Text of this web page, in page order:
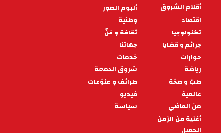
PIED
DE
PAGE
أقلام الشروق
ألبوم الصور
اقتصاد
وطنية
تكنولوجيا
ثقافة و فنّ
جرائم و قضايا
جهاتنا
حوارات
خدمات
رياضة
شروق الجمعة
طبّ و صحّة
طرائف و منوّعات
عالمية
فيديو
من الماضي
سياسة
أغنية من الزمن
الجميل